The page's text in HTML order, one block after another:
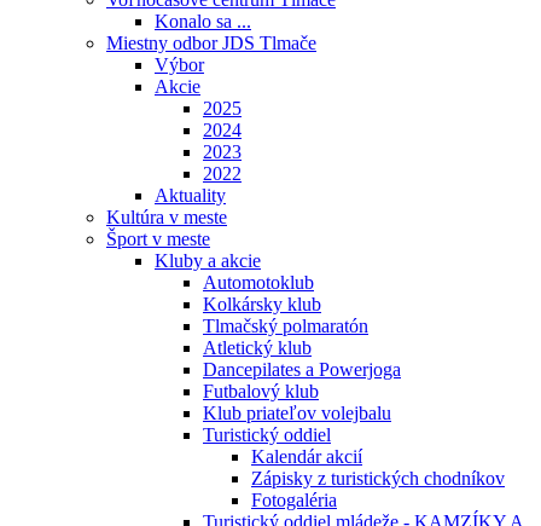
Konalo sa ...
Miestny odbor JDS Tlmače
Výbor
Akcie
2025
2024
2023
2022
Aktuality
Kultúra v meste
Šport v meste
Kluby a akcie
Automotoklub
Kolkársky klub
Tlmačský polmaratón
Atletický klub
Dancepilates a Powerjoga
Futbalový klub
Klub priateľov volejbalu
Turistický oddiel
Kalendár akcií
Zápisky z turistických chodníkov
Fotogaléria
Turistický oddiel mládeže - KAMZÍKY A